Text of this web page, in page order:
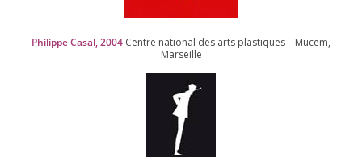
Philippe Casal,2004 Centre natio­nal des arts plas­tiques – Mucem,
Marseille